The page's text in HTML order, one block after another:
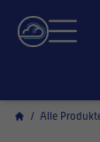
/ Alle